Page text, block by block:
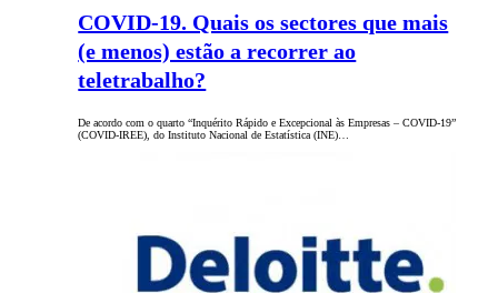
COVID-19. Quais os sectores que mais
(e menos) estão a recorrer ao
teletrabalho?
De acordo com o quarto “Inquérito Rápido e Excepcional às Empresas – COVID-19”
(COVID-IREE), do Instituto Nacional de Estatística (INE)…